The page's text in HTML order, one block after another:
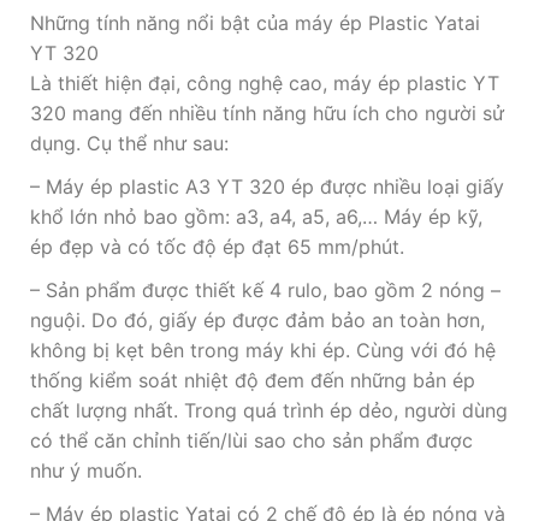
Những tính năng nổi bật của máy ép Plastic Yatai
YT 320
Là thiết hiện đại, công nghệ cao, máy ép plastic YT
320 mang đến nhiều tính năng hữu ích cho người sử
dụng. Cụ thể như sau:
– Máy ép plastic A3 YT 320 ép được nhiều loại giấy
khổ lớn nhỏ bao gồm: a3, a4, a5, a6,… Máy ép kỹ,
ép đẹp và có tốc độ ép đạt 65 mm/phút.
– Sản phẩm được thiết kế 4 rulo, bao gồm 2 nóng –
nguội. Do đó, giấy ép được đảm bảo an toàn hơn,
không bị kẹt bên trong máy khi ép. Cùng với đó hệ
thống kiểm soát nhiệt độ đem đến những bản ép
chất lượng nhất. Trong quá trình ép dẻo, người dùng
có thể căn chỉnh tiến/lùi sao cho sản phẩm được
như ý muốn.
– Máy ép plastic Yatai có 2 chế độ ép là ép nóng và